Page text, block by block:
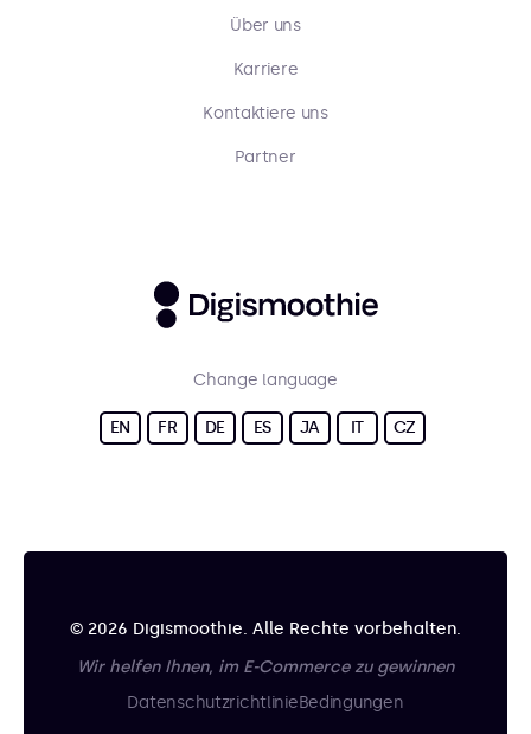
Über uns
Karriere
Kontaktiere uns
Partner
Change language
EN FR DE ES JA IT CZ
© 2026 Digismoothie. Alle Rechte vorbehalten.
Wir helfen Ihnen, im E-Commerce zu gewinnen
DatenschutzrichtlinieBedingungen